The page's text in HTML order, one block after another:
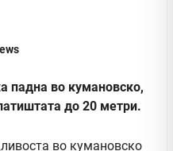
падна во кумановско,
до 20 метри.